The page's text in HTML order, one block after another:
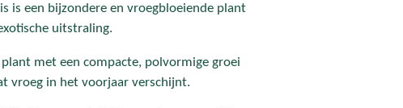
is een bijzondere en vroegbloeiende plant
uitstraling.
met een compacte, polvormige groei
vroeg in het voorjaar verschijnt.